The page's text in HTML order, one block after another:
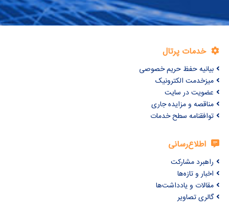
خدمات پرتال
بیانیه حفظ حریم خصوصی
میزخدمت الکترونیک
عضویت در سایت
مناقصه و مزایده جاری
توافقنامه سطح خدمات
اطلاع‌رسانی
راهبرد مشارکت
اخبار و تازه‌ها
مقالات و یادداشت‌ها
گالری تصاویر